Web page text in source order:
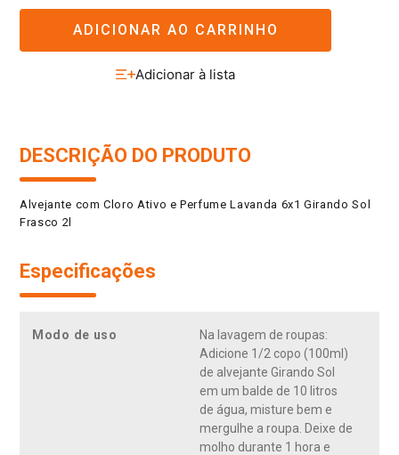
ADICIONAR AO CARRINHO
DESCRIÇÃO DO PRODUTO
Alvejante com Cloro Ativo e Perfume Lavanda 6x1 Girando Sol
Frasco 2l
Especificações
Modo de uso
Na lavagem de roupas:
Adicione 1/2 copo (100ml)
de alvejante Girando Sol
em um balde de 10 litros
de água, misture bem e
mergulhe a roupa. Deixe de
molho durante 1 hora e